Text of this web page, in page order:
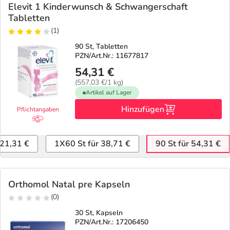
Elevit 1 Kinderwunsch & Schwangerschaft
Tabletten
(1)
Pflichtangaben
90 St, Tabletten
PZN/Art.Nr.: 11677817
54,31 €
(557,03 €/1 kg)
Artikel auf Lager
Hinzufügen
€ 1X60 St für 38,71 € 90 St für 54,31 €
Orthomol Natal pre Kapseln
(0)
30 St, Kapseln
PZN/Art.Nr.: 17206450